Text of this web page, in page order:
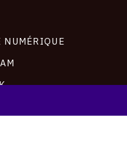
NUMÉRIQUE